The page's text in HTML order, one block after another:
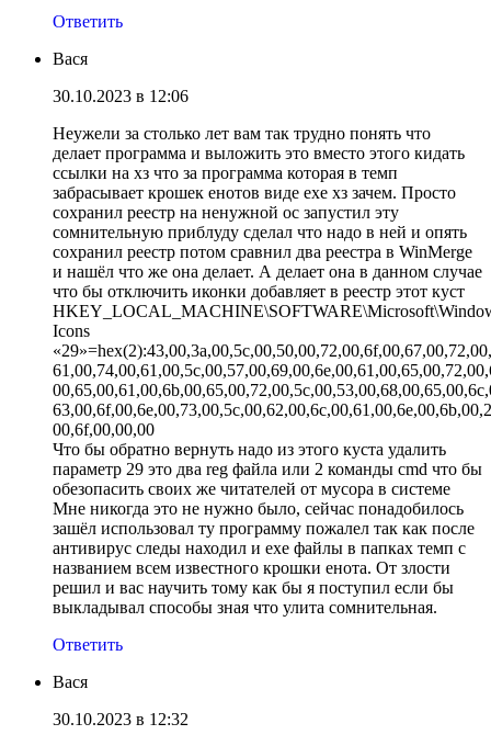
Ответить
Вася
30.10.2023 в 12:06
Неужели за столько лет вам так трудно понять что
делает программа и выложить это вместо этого кидать
ссылки на хз что за программа которая в темп
забрасывает крошек енотов виде ехе хз зачем. Просто
сохранил реестр на ненужной ос запустил эту
сомнительную приблуду сделал что надо в ней и опять
сохранил реестр потом сравнил два реестра в WinMerge
и нашёл что же она делает. А делает она в данном случае
что бы отключить иконки добавляет в реестр этот куст
Icons
00,6f,00,00,00
Что бы обратно вернуть надо из этого куста удалить
параметр 29 это два reg файла или 2 команды cmd что бы
обезопасить своих же читателей от мусора в системе
Мне никогда это не нужно было, сейчас понадобилось
зашёл использовал ту программу пожалел так как после
антивирус следы находил и ехе файлы в папках темп с
названием всем известного крошки енота. От злости
решил и вас научить тому как бы я поступил если бы
выкладывал способы зная что улита сомнительная.
Ответить
Вася
30.10.2023 в 12:32